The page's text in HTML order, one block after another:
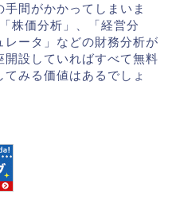
間がかかってしまいま
株価分析」、「経営分
ータ」などの財務分析が
開設していればすべて無料
みる価値はあるでしょ